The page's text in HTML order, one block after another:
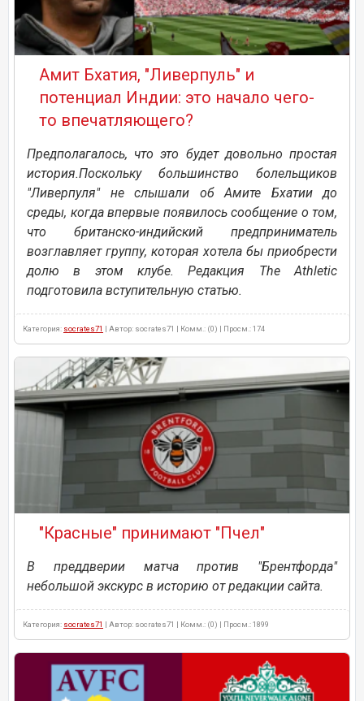
Амит Бхатия, "Ливерпуль" и
потенциал Индии: это начало чего-
то впечатляющего?
Предполагалось, что это будет довольно простая
история.Поскольку большинство болельщиков
"Ливерпуля" не слышали об Амите Бхатии до
среды, когда впервые появилось сообщение о том,
что британско-индийский предприниматель
возглавляет группу, которая хотела бы приобрести
долю в этом клубе. Редакция The Athletic
подготовила вступительную статью.
Категория: socrates71 | Автор: socrates71 | Комм.: (0) | Просм.: 174
"Красные" принимают "Пчел"
В преддверии матча против "Брентфорда"
небольшой экскурс в историю от редакции сайта.
Категория: socrates71 | Автор: socrates71 | Комм.: (0) | Просм.: 1899